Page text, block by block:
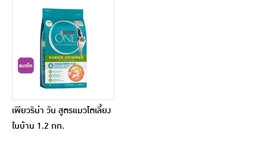
เพียวริน่า วัน สูตรแมวโตเลี้ยง
ในบ้าน 1.2 กก.